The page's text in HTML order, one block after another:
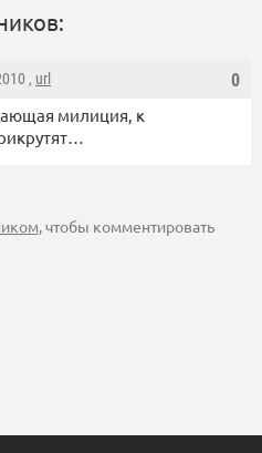
0
, url
милиция, к
, чтобы комментировать